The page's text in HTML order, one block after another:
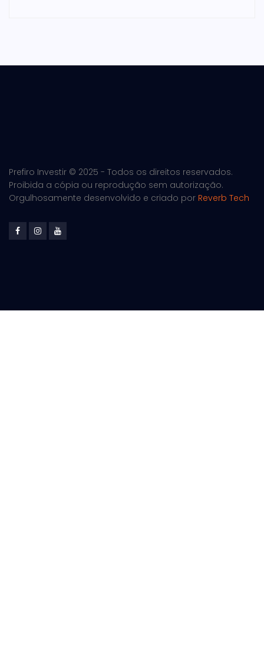
Prefiro Investir © 2025 - Todos os direitos reservados.
Proibida a cópia ou reprodução sem autorização.
Orgulhosamente desenvolvido e criado por Reverb Tech